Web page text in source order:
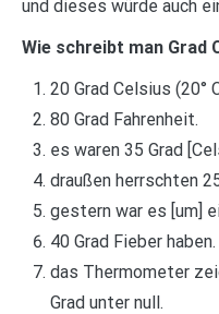
und dieses würde auch
Wie schreibt man Grad
20 Grad Celsius (20°
80 Grad Fahrenheit.
es waren 35 Grad
draußen herrschten
gestern war es [um]
40 Grad Fieber haben.
das Thermometer
Grad unter null.